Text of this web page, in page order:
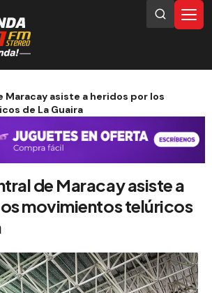
Maracay asiste a heridos por los
de La Guaira
de Maracay asiste a
movimientos telúricos